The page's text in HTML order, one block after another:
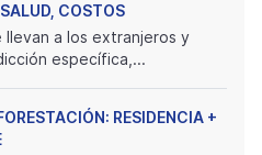
COSTOS
a los extranjeros y
específica,...
RESIDENCIA +